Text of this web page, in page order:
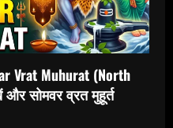
Vrat Muhurat (North
सोमवर व्रत मुहूर्त